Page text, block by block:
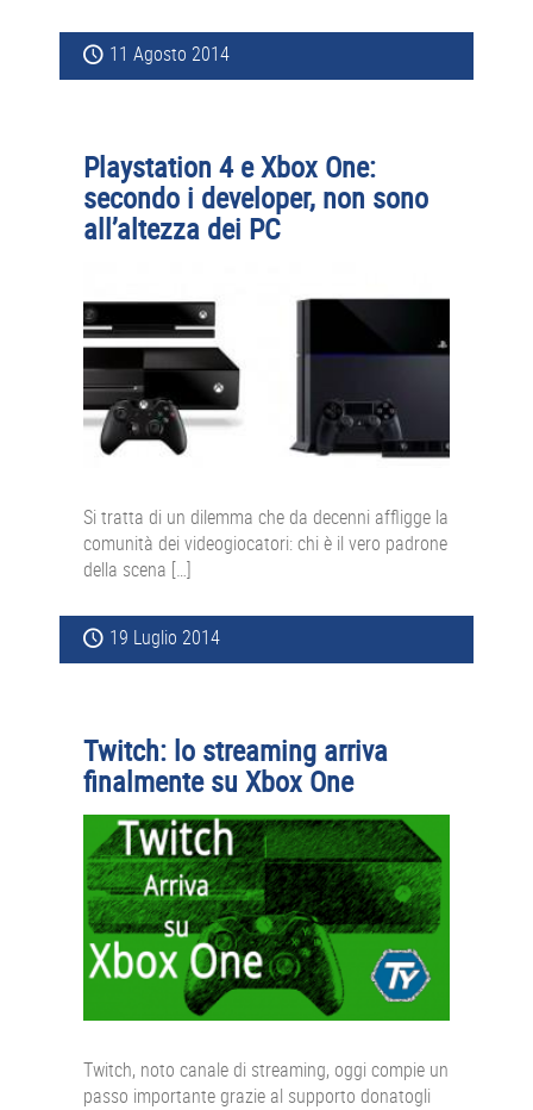
11 Agosto 2014
Playstation 4 e Xbox One:
secondo i developer, non sono
all’altezza dei PC
Si tratta di un dilemma che da decenni affligge la
comunità dei videogiocatori: chi è il vero padrone
della scena […]
19 Luglio 2014
Twitch: lo streaming arriva
finalmente su Xbox One
Twitch, noto canale di streaming, oggi compie un
passo importante grazie al supporto donatogli